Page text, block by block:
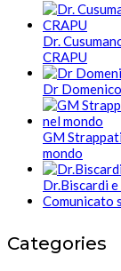
Dr.
CRAPU
Dr
GM
mondo
Dr.Biscardi
Comunicato
Categories